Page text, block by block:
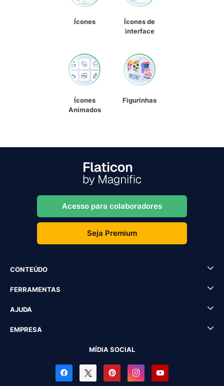
Ícones
Ícones de
interface
Ícones
Animados
Figurinhas
Acesso para colaboradores
Seja Premium
CONTEÚDO
FERRAMENTAS
AJUDA
EMPRESA
MÍDIA SOCIAL